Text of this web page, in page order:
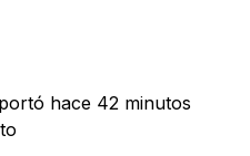
hace 42 minutos